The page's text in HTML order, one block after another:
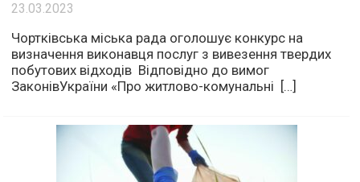
23.03.2023
Чортківська міська рада оголошує конкурс на
визначення виконавця послуг з вивезення твердих
побутових відходів Відповідно до вимог
ЗаконівУкраїни «Про житлово-комунальні […]